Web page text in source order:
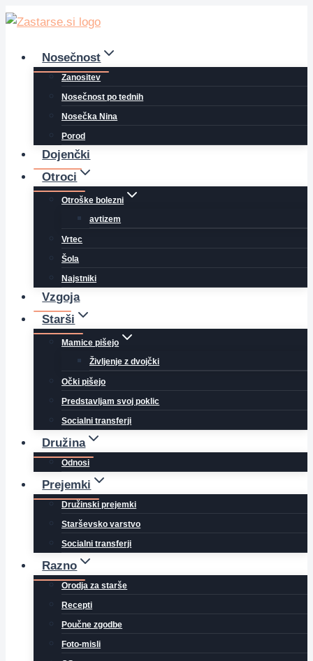
Skip
contentNosečnost
Zanositev
Nosečnost po tednih
Nosečka Nina
Porod
Dojenčki
Otroci
Otroške bolezni
avtizem
Vrtec
Šola
Najstniki
Vzgoja
Starši
Mamice pišejo
Življenje z dvojčki
Očki pišejo
Predstavljam svoj poklic
Socialni transferji
Družina
Odnosi
Prejemki
Družinski prejemki
Starševsko varstvo
Socialni transferji
Razno
Orodja za starše
Recepti
Poučne zgodbe
Foto-misli